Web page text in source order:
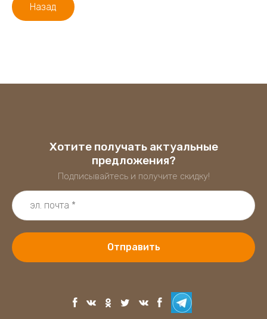
Назад
Хотите получать актуальные
предложения?
Подписывайтесь и получите скидку!
Отправить